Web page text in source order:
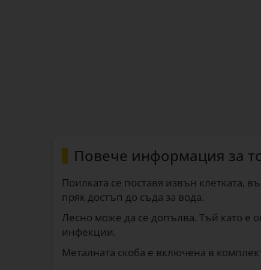
Повече информация за
Поилката се поставя извън клетката,
пряк достъп до съда за вода.
Лесно може да се допълва. Тъй като е
инфекции.
Металната скоба е включена в